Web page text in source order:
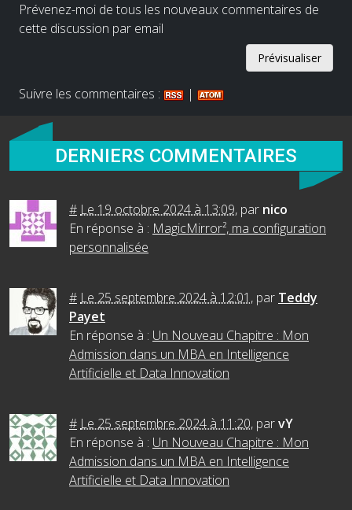
Prévenez-moi de tous les nouveaux commentaires de
cette discussion par email
Suivre les commentaires : |
DERNIERS COMMENTAIRES
# Le 19 octobre 2024 à 13:09, par nico
En réponse à : MagicMirror², ma configuration
personnalisée
# Le 25 septembre 2024 à 12:01 , par Teddy
Payet
En réponse à : Un Nouveau Chapitre : Mon
Admission dans un MBA en Intelligence
Artificielle et Data Innovation
# Le 25 septembre 2024 à 11:20, parvY
En réponse à : Un Nouveau Chapitre : Mon
Admission dans un MBA en Intelligence
Artificielle et Data Innovation